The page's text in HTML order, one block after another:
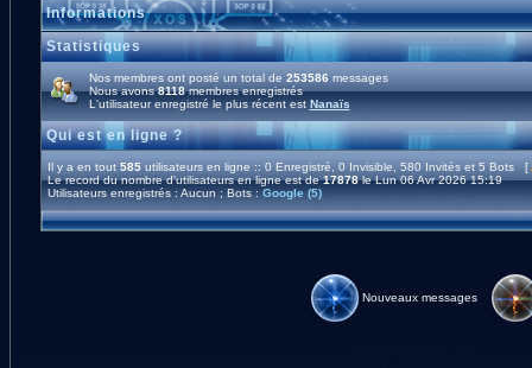
Informations
Statistiques
Nos membres ont posté un total de 253586 messages
Nous avons8118membres enregistrés
L'utilisateur enregistré le plus récent est Nanaïs
Qui est en ligne ?
Il y a en tout 585utilisateurs en ligne :: 0 Enregistré, 0 Invisible, 580 Invités et 5 Bots [
Le record du nombre d'utilisateurs en ligne est de17878le Lun 06 Avr 2026 15:19
Utilisateurs enregistrés : Aucun ; Bots : Google (5)
Nouveaux messages